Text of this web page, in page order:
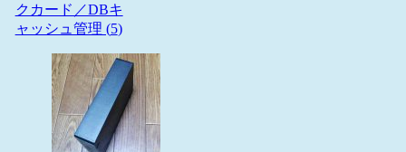
クカード／DBキ
ャッシュ管理 (5)